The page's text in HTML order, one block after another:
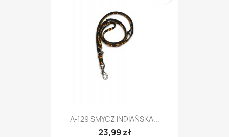
A-129 SMYCZ INDIAŃSKA...
23,99 zł